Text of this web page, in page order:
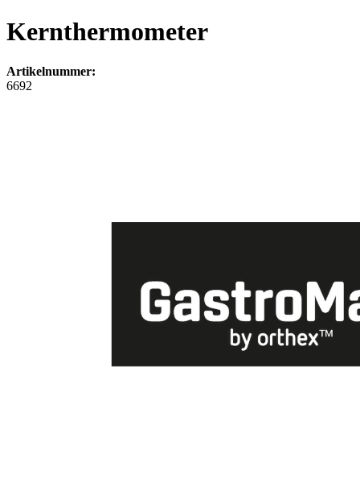
Kernthermometer
Artikelnummer:
6692